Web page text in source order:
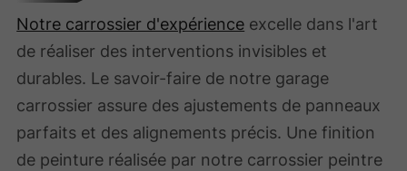
Notre carrossier d'expérience excelle dans l'art
de réaliser des interventions invisibles et
durables. Le savoir-faire de notre garage
carrossier assure des ajustements de panneaux
parfaits et des alignements précis. Une finition
de peinture réalisée par notre carrossier peintre